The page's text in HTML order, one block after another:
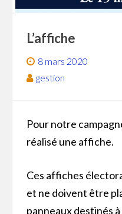
L’affiche
8 mars 2020
gestion
Pour notre
réalisé une affiche.
Ces affiches
et ne doivent être
panneaux destinés